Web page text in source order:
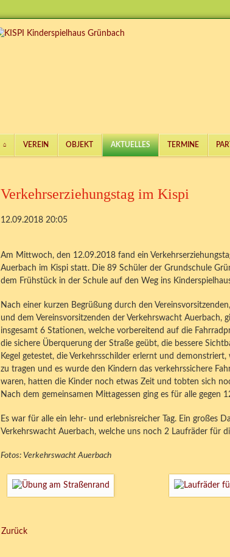
VEREIN OBJEKT AKTUELLES TERMINE
Verkehrserziehungstag im Kispi
12.09.2018 20:05
Am Mittwoch, den 12.09.2018 fand ein
Auerbach im Kispi statt. Die 89 Schüler der Grundschule
dem Frühstück in der Schule auf den Weg ins
Nach einer kurzen Begrüßung durch den
und dem Vereinsvorsitzenden der Verkehrswacht Auerbach,
insgesamt 6 Stationen, welche vorbereitend auf die
die sichere Überquerung der Straße geübt, die bessere
Kegel getestet, die Verkehrsschilder erlernt und
zu tragen und es wurde den Kindern das verkehrssichere
waren, hatten die Kinder noch etwas Zeit und tobten sich
Nach dem gemeinsamen Mittagessen ging es für alle gegen
Es war für alle ein lehr- und erlebnisreicher Tag. Ein großes
Verkehrswacht Auerbach, welche uns noch 2 Laufräder für
Fotos: Verkehrswacht Auerbach
Zurück